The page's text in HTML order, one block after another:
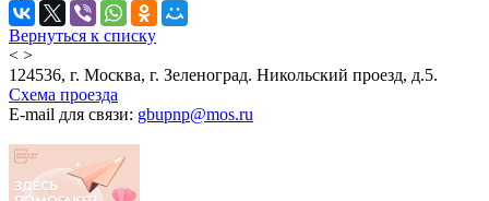
Вернуться к списку
< >
124536, г. Москва, г. Зеленоград. Никольский проезд, д.5.
Схема проезда
E-mail для связи: gbupnp@mos.ru